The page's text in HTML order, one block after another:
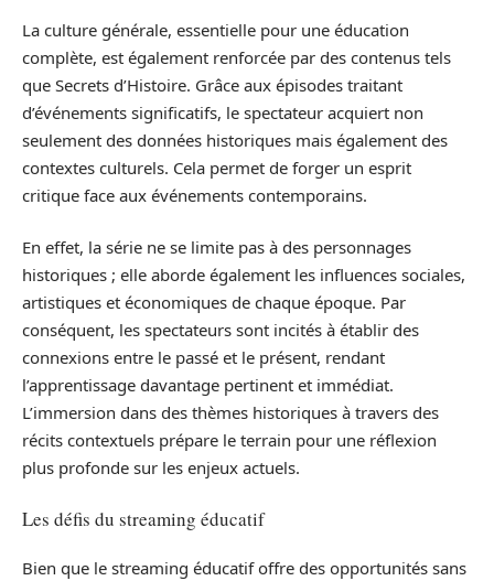
La culture générale, essentielle pour une éducation
complète, est également renforcée par des contenus tels
que Secrets d’Histoire. Grâce aux épisodes traitant
d’événements significatifs, le spectateur acquiert non
seulement des données historiques mais également des
contextes culturels. Cela permet de forger un esprit
critique face aux événements contemporains.
En effet, la série ne se limite pas à des personnages
historiques ; elle aborde également les influences sociales,
artistiques et économiques de chaque époque. Par
conséquent, les spectateurs sont incités à établir des
connexions entre le passé et le présent, rendant
l’apprentissage davantage pertinent et immédiat.
L’immersion dans des thèmes historiques à travers des
récits contextuels prépare le terrain pour une réflexion
plus profonde sur les enjeux actuels.
Les défis du streaming éducatif
Bien que le streaming éducatif offre des opportunités sans